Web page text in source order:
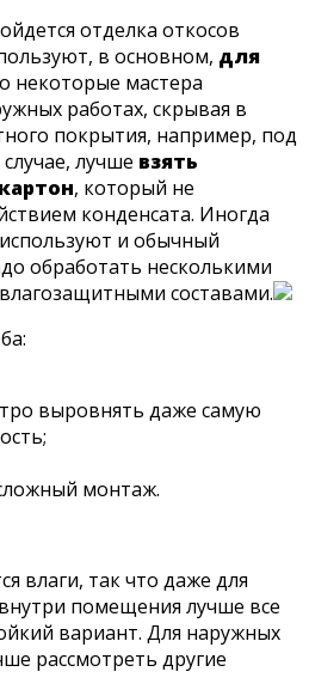
отделка откосов
в основном, для
некоторые мастера
работах, скрывая в
покрытия, например, под
лучше взять
, который не
конденсата. Иногда
и обычный
обработать несколькими
составами.
выровнять даже самую
монтаж.
влаги, так что даже для
помещения лучше все
вариант. Для наружных
рассмотреть другие